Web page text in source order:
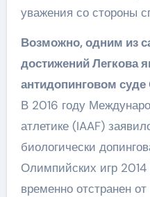
уважения со стороны
Возможно, одним из
достижений Легкова
антидопинговом суде
В 2016 году
атлетике (IAAF)
биологически
Олимпийских игр
временно отстранен